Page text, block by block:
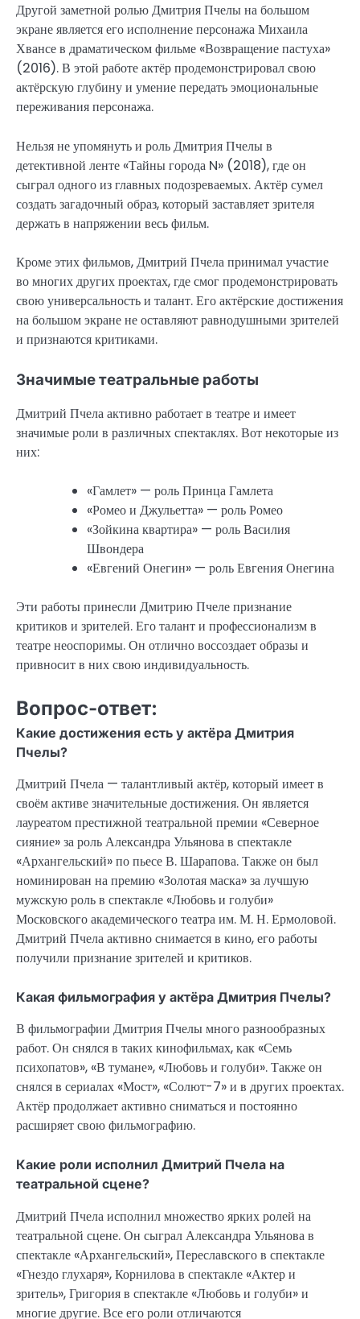
Другой заметной ролью Дмитрия Пчелы на большом
экране является его исполнение персонажа Михаила
Хвансе в драматическом фильме «Возвращение пастуха»
(2016). В этой работе актёр продемонстрировал свою
актёрскую глубину и умение передать эмоциональные
переживания персонажа.
Нельзя не упомянуть и роль Дмитрия Пчелы в
детективной ленте «Тайны города N» (2018), где он
сыграл одного из главных подозреваемых. Актёр сумел
создать загадочный образ, который заставляет зрителя
держать в напряжении весь фильм.
Кроме этих фильмов, Дмитрий Пчела принимал участие
во многих других проектах, где смог продемонстрировать
свою универсальность и талант. Его актёрские достижения
на большом экране не оставляют равнодушными зрителей
и признаются критиками.
Значимые театральные работы
Дмитрий Пчела активно работает в театре и имеет
значимые роли в различных спектаклях. Вот некоторые из
них:
«Гамлет» — роль Принца Гамлета
«Ромео и Джульетта» — роль Ромео
«Зойкина квартира» — роль Василия
Швондера
«Евгений Онегин» — роль Евгения Онегина
Эти работы принесли Дмитрию Пчеле признание
критиков и зрителей. Его талант и профессионализм в
театре неоспоримы. Он отлично воссоздает образы и
привносит в них свою индивидуальность.
Вопрос-ответ:
Какие достижения есть у актёра Дмитрия
Пчелы?
Дмитрий Пчела — талантливый актёр, который имеет в
своём активе значительные достижения. Он является
лауреатом престижной театральной премии «Северное
сияние» за роль Александра Ульянова в спектакле
«Архангельский» по пьесе В. Шарапова. Также он был
номинирован на премию «Золотая маска» за лучшую
мужскую роль в спектакле «Любовь и голуби»
Московского академического театра им. М. Н. Ермоловой.
Дмитрий Пчела активно снимается в кино, его работы
получили признание зрителей и критиков.
Какая фильмография у актёра Дмитрия Пчелы?
В фильмографии Дмитрия Пчелы много разнообразных
работ. Он снялся в таких кинофильмах, как «Семь
психопатов», «В тумане», «Любовь и голуби». Также он
снялся в сериалах «Мост», «Солют-7» и в других проектах.
Актёр продолжает активно сниматься и постоянно
расширяет свою фильмографию.
Какие роли исполнил Дмитрий Пчела на
театральной сцене?
Дмитрий Пчела исполнил множество ярких ролей на
театральной сцене. Он сыграл Александра Ульянова в
спектакле «Архангельский», Переславского в спектакле
«Гнездо глухаря», Корнилова в спектакле «Актер и
зритель», Григория в спектакле «Любовь и голуби» и
многие другие. Все его роли отличаются